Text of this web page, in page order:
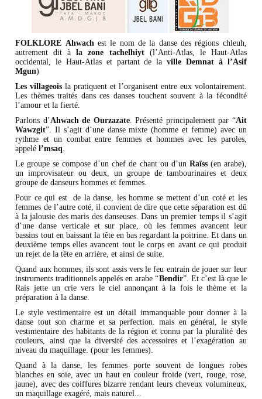
FOLKLORE Ahwachest le nom de la danse des régions chleuh,
autrement dit àla zone tachelhiyt(l’Anti-Atlas, le Haut-Atlas
occidental, le Haut-Atlas et partant de laville Demnat à l’Asif
Mgun)
Les villageoisla pratiquent et l’organisent entre eux volontairement.
Les thèmes traités dans ces danses touchent souvent à la fécondité
l’amour et la fierté.
Parlons d’Ahwach de Ourzazate. Présenté principalement par “Ait
Wawzgit”. Il s’agit d’une danse mixte (homme et femme) avec un
rythme et un combat entre femmes et hommes avec les paroles,
appelél’msaq.
Le groupe se compose d’un chef de chant ou d’un Raïss(en arabe),
un improvisateur ou deux, un groupe de tambourinaires et deux
groupe de danseurs hommes et femmes.
Pour ce qui est de la danse, les homme se mettent d’un coté et les
femmes de l’autre coté, il convient de dire que cette séparation est dû
à la jalousie des maris des danseuses. Dans un premier temps il s’agit
d’une danse verticale et sur place, où les femmes avancent leur
bassins tout en baissant la tête en bas regardant la poitrine. Et dans un
deuxième temps elles avancent tout le corps en avant ce qui produit
un rejet de la tête en arrière, et ainsi de suite.
Quand aux hommes, ils sont assis vers le feu entrain de jouer sur leur
instruments traditionnels appelés en arabe “Bendir”. Et c’est là que le
Rais jette un crie vers le ciel annonçant à la fois le thème et la
préparation à la danse.
Le style vestimentaire est un détail immanquable pour donner à la
danse tout son charme et sa perfection. mais en général, le style
vestimentaire des habitants de la région et connu par la pluralité des
couleurs, ainsi que la diversité des accessoires et l’exagération au
niveau du maquillage. (pour les femmes).
Quand à la danse, les femmes porte souvent de longues robes
blanches en soie, avec un haut en couleur froide (vert, rouge, rose,
jaune), avec des coiffures bizarre rendant leurs cheveux volumineux,
un maquillage exagéré, mais naturel...